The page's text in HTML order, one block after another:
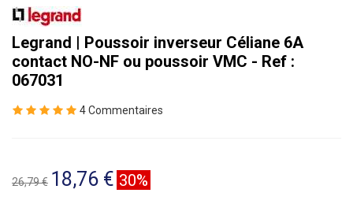
Legrand | Poussoir inverseur Céliane 6A
contact NO-NF ou poussoir VMC - Ref :
067031
4 Commentaires
26,79 € 18,76 € 30%